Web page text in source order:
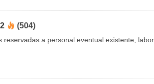
(504)
a personal eventual existente,